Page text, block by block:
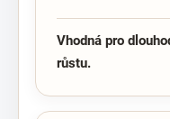
Vhodná pro
růstu.